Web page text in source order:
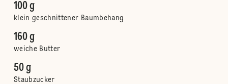
100 g
klein geschnittener Baumbehang
160 g
weiche Butter
50 g
Staubzucker